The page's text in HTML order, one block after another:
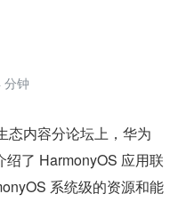
分钟
态内容分论坛上，华为
了 HarmonyOS 应用联
系统级的资源和能